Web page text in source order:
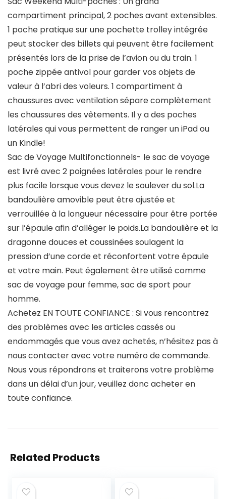
compartiment principal, 2 poches avant extensibles.
1 poche pratique sur une pochette trolley intégrée
peut stocker des billets qui peuvent être facilement
présentés lors de la prise de l’avion ou du train. 1
poche zippée antivol pour garder vos objets de
valeur à l’abri des voleurs. 1 compartiment à
chaussures avec ventilation sépare complètement
les chaussures des vêtements. Il y a des poches
latérales qui vous permettent de ranger un iPad ou
un Kindle!
Sac de Voyage Multifonctionnels- le sac de voyage
est livré avec 2 poignées latérales pour le rendre
plus facile lorsque vous devez le soulever du sol.La
bandoulière amovible peut être ajustée et
verrouillée à la longueur nécessaire pour être portée
sur l’épaule afin d’alléger le poids.La bandoulière et la
dragonne douces et coussinées soulagent la
pression d’une corde et réconfortent votre épaule
et votre main. Peut également être utilisé comme
sac de voyage pour femme, sac de sport pour
homme.
Achetez EN TOUTE CONFIANCE : Si vous rencontrez
des problèmes avec les articles cassés ou
endommagés que vous avez achetés, n’hésitez pas à
nous contacter avec votre numéro de commande.
Nous vous répondrons et traiterons votre problème
dans un délai d’un jour, veuillez donc acheter en
toute confiance.
Related Products